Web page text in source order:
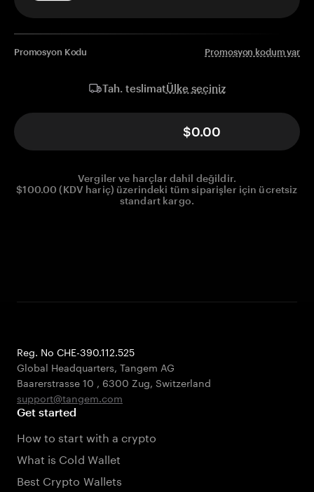
Promosyon Kodu Promosyon kodum var
Tah. teslimatÜlke seçiniz
$0.00
Vergiler ve harçlar dahil değildir.
$100.00 (KDV hariç) üzerindeki tüm siparişler için ücretsiz
standart kargo.
Reg. No CHE-390.112.525
Global Headquarters, Tangem AG
Baarerstrasse 10 , 6300 Zug, Switzerland
support@tangem.com
Get started
How to start with a crypto
What is Cold Wallet
Best Crypto Wallets